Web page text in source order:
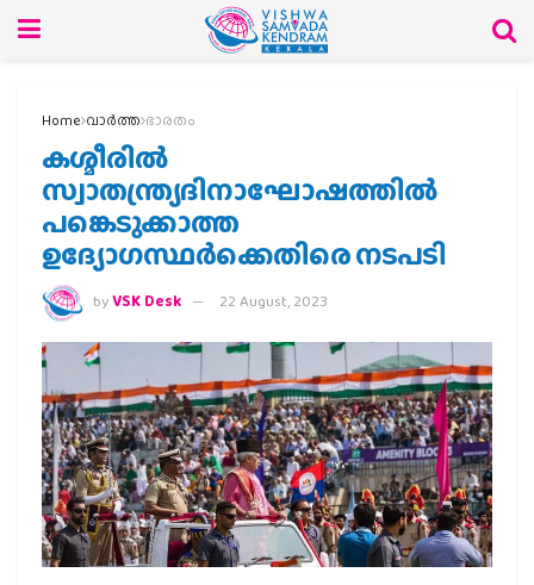
Home വാര്‍ത്ത ഭാരതം
കശ്മീരില്‍
സ്വാതന്ത്ര്യദിനാഘോഷത്തില്‍
പങ്കെടുക്കാത്ത
ഉദ്യോഗസ്ഥര്‍ക്കെതിരെ നടപടി
byVSK Desk 22 August, 2023